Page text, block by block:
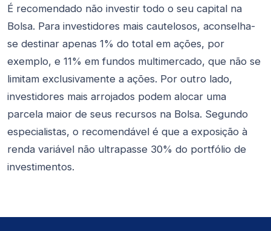
É recomendado não investir todo o seu capital na
Bolsa. Para investidores mais cautelosos, aconselha-
se destinar apenas 1% do total em ações, por
exemplo, e 11% em fundos multimercado, que não se
limitam exclusivamente a ações. Por outro lado,
investidores mais arrojados podem alocar uma
parcela maior de seus recursos na Bolsa. Segundo
especialistas, o recomendável é que a exposição à
renda variável não ultrapasse 30% do portfólio de
investimentos.